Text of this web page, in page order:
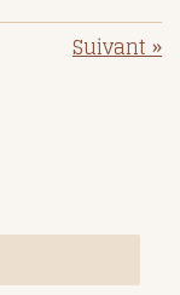
Suivant»